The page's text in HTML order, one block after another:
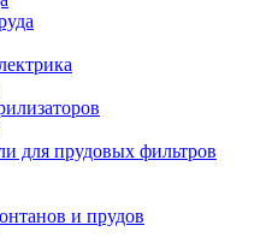
для прудовых фильтров
и прудов